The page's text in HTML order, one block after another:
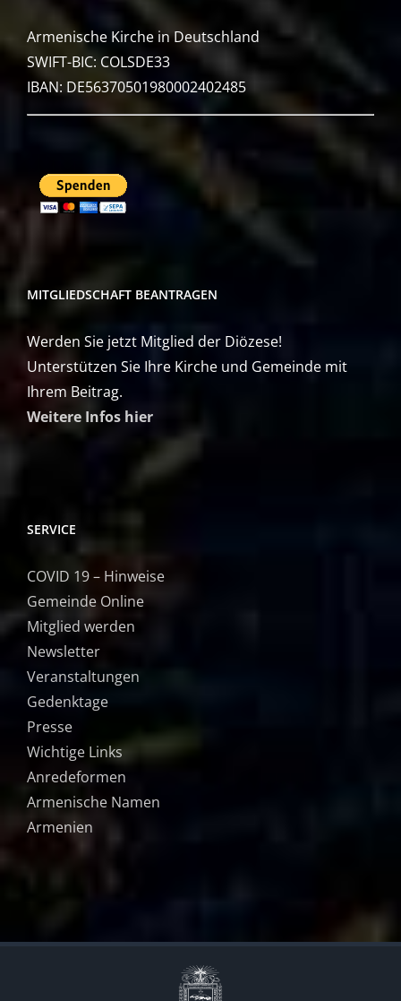
Armenische Kirche in Deutschland
SWIFT-BIC: COLSDE33
IBAN: DE56370501980002402485
MITGLIEDSCHAFT BEANTRAGEN
Werden Sie jetzt Mitglied der Diözese!
Unterstützen Sie Ihre Kirche und Gemeinde mit
Ihrem Beitrag.
Weitere Infos hier
SERVICE
COVID 19 – Hinweise
Gemeinde Online
Mitglied werden
Newsletter
Veranstaltungen
Gedenktage
Presse
Wichtige Links
Anredeformen
Armenische Namen
Armenien